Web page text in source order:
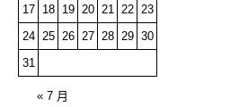
17
18 19 20 21 22
23
24
25 26 27 28 29 30
31
« 7 月